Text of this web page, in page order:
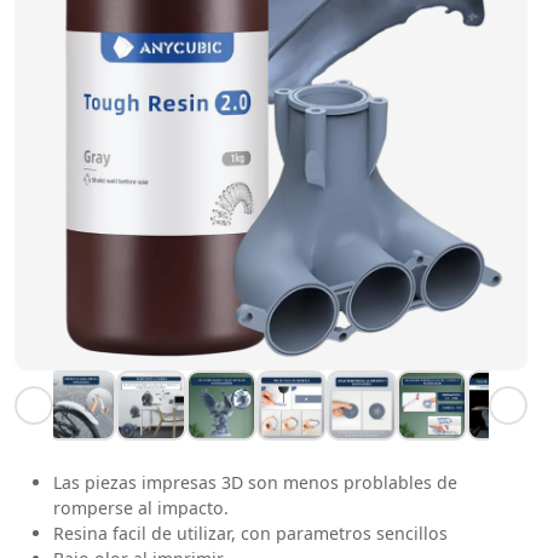
Las piezas impresas 3D son menos problables de
romperse al impacto.
Resina facil de utilizar, con parametros sencillos